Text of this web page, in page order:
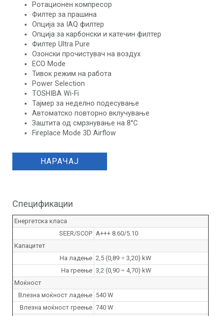
Ротационен компресор
Филтер за прашина
Опција за IAQ филтер
Опција за карбонски и катечин филтер
Филтер Ultra Pure
Озонски прочистувач на воздух
ECO Mode
Тивок режим на работа
Power Selection
TOSHIBA Wi-Fi
Тајмер за неделно подесување
Автоматско повторно вклучување
Заштита од смрзнување на 8°C
Fireplace Mode 3D Airflow
НАРАЧАЈ
Спецификации
Енергетска класа
SEER/SCOP A+++ 8.60/5.10
Капацитет
На ладење 2,5 (0,89 ÷ 3,20) kW
На греење 3,2 (0,90 ÷ 4,70) kW
Моќност
Влезна моќност ладење 540 W
Влезна моќност греење 740 W